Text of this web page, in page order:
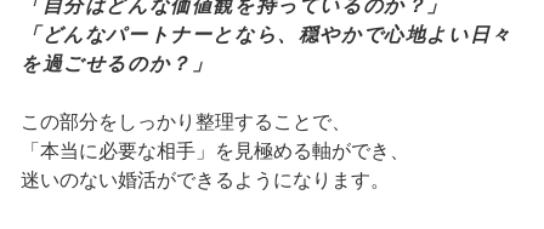
「自分はどんな価値観を持っているのか？」
「どんなパートナーとなら、穏やかで心地よい日々
を過ごせるのか？」
この部分をしっかり整理することで、
「本当に必要な相手」を見極める軸ができ、
迷いのない婚活ができるようになります。